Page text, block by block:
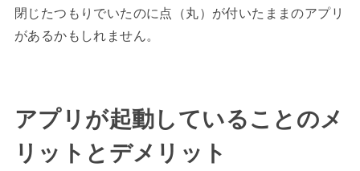
閉じたつもりでいたのに点（丸）が付いたままのアプリ
があるかもしれません。
アプリが起動していることのメ
リットとデメリット